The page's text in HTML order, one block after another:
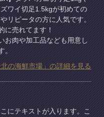
ワイ切足1.5kgが初めての
リピータの方に人気です。
に売れてます！
お肉や加工品なども用意し
。
北の海鮮市場」の詳細を見る
こにテキストが入ります。こ